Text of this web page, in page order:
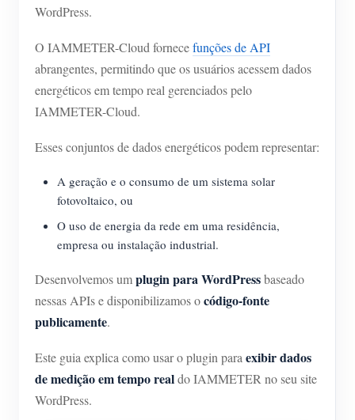
App Loja
Explorar site
Ranking FV
WordPress.
O IAMMETER-Cloud fornecefunções de API
abrangentes, permitindo que os usuários acessem dados
energéticos em tempo real gerenciados pelo
IAMMETER-Cloud.
Esses conjuntos de dados energéticos podem representar:
A geração e o consumo de um sistema solar
fotovoltaico, ou
O uso de energia da rede em uma residência,
empresa ou instalação industrial.
Desenvolvemos umplugin para WordPressbaseado
nessas APIs e disponibilizamos ocódigo-fonte
publicamente.
Este guia explica como usar o plugin paraexibir dados
de medição em tempo realdo IAMMETER no seu site
WordPress.